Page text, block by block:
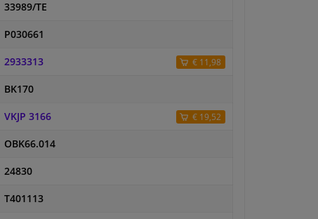
33989/TE
P030661
2933313 € 11,98
BK170
VKJP 3166 € 19,52
OBK66.014
24830
T401113